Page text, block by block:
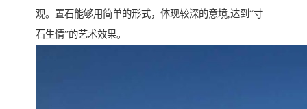
观。置石能够用简单的形式，体现较深的意境,达到“寸
石生情”的艺术效果。